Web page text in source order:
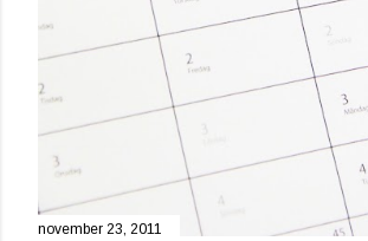
november 23, 2011